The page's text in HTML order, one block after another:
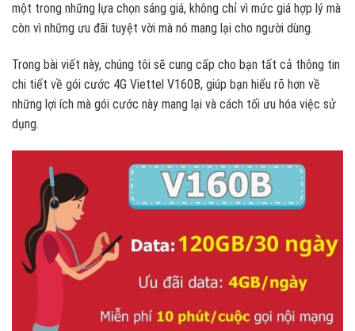
một trong những lựa chọn sáng giá, không chỉ vì mức giá hợp lý mà
còn vì những ưu đãi tuyệt vời mà nó mang lại cho người dùng.
Trong bài viết này, chúng tôi sẽ cung cấp cho bạn tất cả thông tin
chi tiết về gói cước 4G Viettel V160B, giúp bạn hiểu rõ hơn về
những lợi ích mà gói cước này mang lại và cách tối ưu hóa việc sử
dụng.